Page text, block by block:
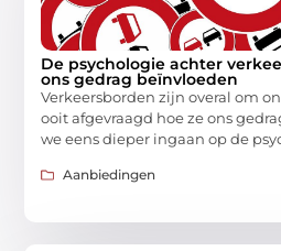
De psychologie achter
ons gedrag beïnvloeden
Verkeersborden zijn overal om
ooit afgevraagd hoe ze ons
we eens dieper ingaan op de
Aanbiedingen